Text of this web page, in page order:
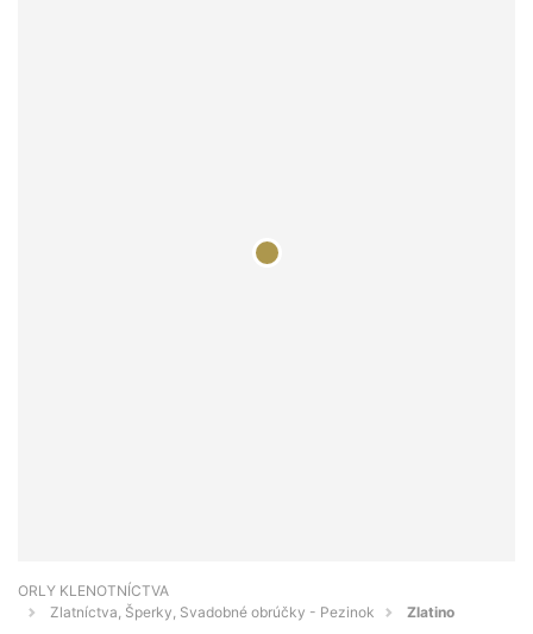
ORLY KLENOTNÍCTVA
Zlatníctva, Šperky, Svadobné obrúčky - Pezinok
Zlatino